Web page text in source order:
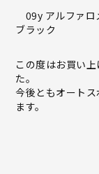
09y アルファロ
ブラック
この度はお買い
た。
今後ともオート
ます。